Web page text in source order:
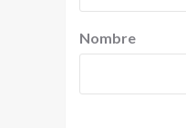
Nombre